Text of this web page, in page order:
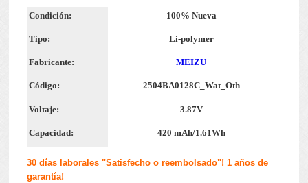
Condición: 100% Nueva
Tipo: Li-polymer
Fabricante: MEIZU
Código: 2504BA0128C_Wat_Oth
Voltaje: 3.87V
Capacidad: 420 mAh/1.61Wh
30 días laborales "Satisfecho o reembolsado"! 1 años de
garantía!